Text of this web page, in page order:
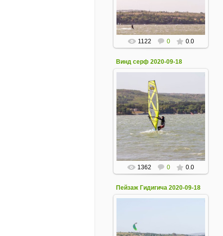
1122 0 0.0
Винд серф 2020-09-18
19 Сентября 2020
1362 0 0.0
Пейзаж Гидигича 2020-09-18